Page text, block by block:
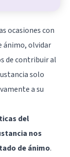
ocasiones con
ánimo, olvidar
de contribuir al
solo
a su
del
nos
de ánimo.